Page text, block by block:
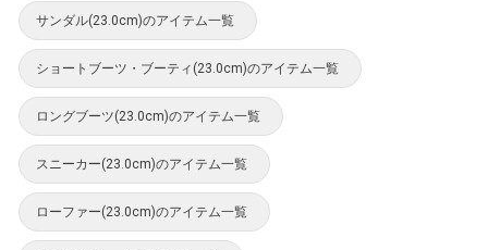
サンダル(23.0cm)のアイテム一覧
ショートブーツ・ブーティ(23.0cm)のアイテム一覧
ロングブーツ(23.0cm)のアイテム一覧
スニーカー(23.0cm)のアイテム一覧
ローファー(23.0cm)のアイテム一覧